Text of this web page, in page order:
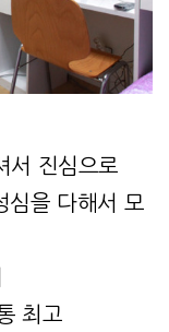
서 진심으로
심을 다해서 모
최고